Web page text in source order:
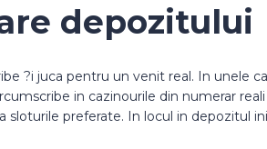
depozitului
?i juca pentru un venit real. In unele
in cazinourile din numerar
sloturile preferate. In locul in depozitul